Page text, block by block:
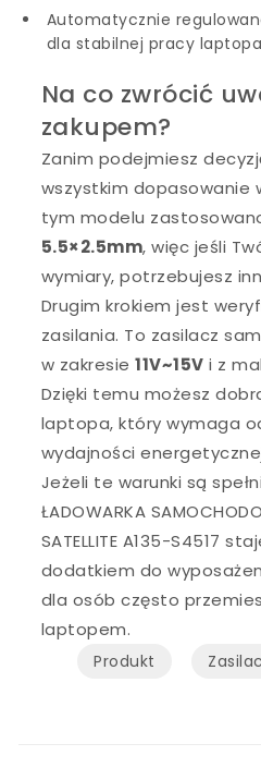
Automatycznie
dla stabilnej pracy laptopa
Na co zwrócić
zakupem?
Zanim podejmiesz
wszystkim dopasowanie
tym modelu
5.5×2.5mm, więc jeśli
wymiary, potrzebujesz
Drugim krokiem jest
zasilania. To zasilacz
w zakresie11V~15V i z
Dzięki temu możesz
laptopa, który wymaga
wydajności
Jeżeli te warunki są
ŁADOWARKA
SATELLITE A135-S4517
dodatkiem do
dla osób często
laptopem.
Produkt